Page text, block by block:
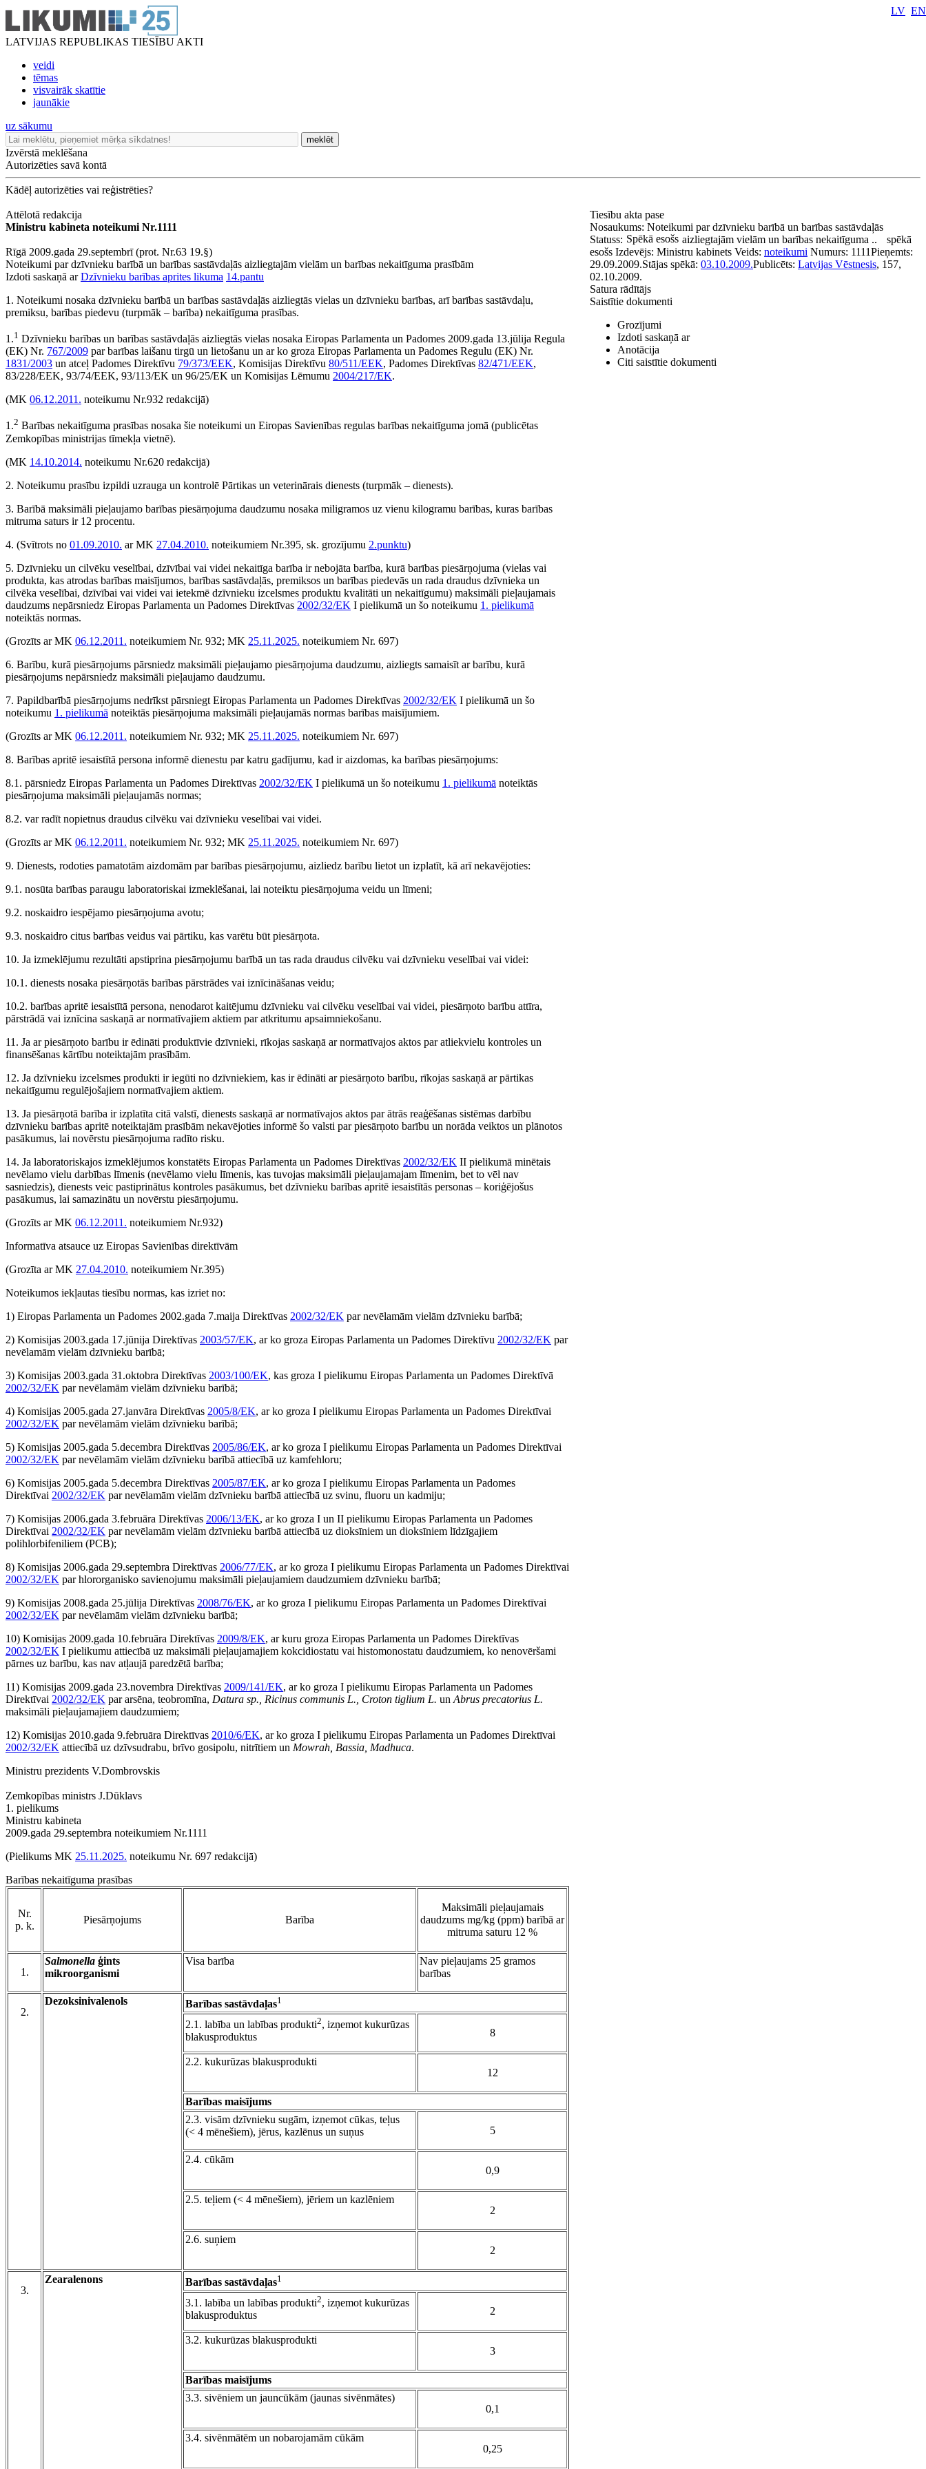
LATVIJAS REPUBLIKAS TIESĪBU AKTI
veidi
tēmas
visvairāk skatītie
jaunākie
LV EN
uz sākumu
meklēt
Izvērstā meklēšana
Autorizēties savā kontā
Kādēļ autorizēties vai reģistrēties?
Attēlotā redakcija
Ministru kabineta noteikumi Nr.1111
Rīgā 2009.gada 29.septembrī (prot. Nr.63 19.§)
Noteikumi par dzīvnieku barībā un barības sastāvdaļās aizliegtajām vielām un barības nekaitīguma prasībām
Izdoti saskaņā arDzīvnieku barības aprites likuma 14.pantu
1. Noteikumi nosaka dzīvnieku barībā un barības sastāvdaļās aizliegtās vielas un dzīvnieku barības, arī barības sastāvdaļu,
premiksu, barības piedevu (turpmāk – barība) nekaitīguma prasības.
1.1 Dzīvnieku barības un barības sastāvdaļās aizliegtās vielas nosaka Eiropas Parlamenta un Padomes 2009.gada 13.jūlija Regula
(EK) Nr. 767/2009 par barības laišanu tirgū un lietošanu un ar ko groza Eiropas Parlamenta un Padomes Regulu (EK) Nr.
1831/2003 un atceļ Padomes Direktīvu 79/373/EEK, Komisijas Direktīvu 80/511/EEK, Padomes Direktīvas 82/471/EEK,
83/228/EEK, 93/74/EEK, 93/113/EK un 96/25/EK un Komisijas Lēmumu 2004/217/EK.
(MK 06.12.2011. noteikumu Nr.932 redakcijā)
1.2 Barības nekaitīguma prasības nosaka šie noteikumi un Eiropas Savienības regulas barības nekaitīguma jomā (publicētas
Zemkopības ministrijas tīmekļa vietnē).
(MK 14.10.2014. noteikumu Nr.620 redakcijā)
2. Noteikumu prasību izpildi uzrauga un kontrolē Pārtikas un veterinārais dienests (turpmāk – dienests).
3. Barībā maksimāli pieļaujamo barības piesārņojuma daudzumu nosaka mili­gramos uz vienu kilogramu barības, kuras barības
mitruma saturs ir 12 pro­centu.
4. (Svītrots no 01.09.2010. ar MK 27.04.2010. noteikumiem Nr.395, sk. grozījumu 2.punktu)
5. Dzīvnieku un cilvēku veselībai, dzīvībai vai videi nekaitīga barība ir nebojāta barība, kurā barības piesārņojuma (vielas vai
produkta, kas atrodas barības maisījumos, barības sastāvdaļās, premiksos un barības piedevās un rada draudus dzīvnieka un
cilvēka veselībai, dzīvībai vai videi vai ietekmē dzīvnieku izcelsmes produktu kvalitāti un nekaitīgumu) maksimāli pieļaujamais
daudzums nepārsniedz Eiropas Parlamenta un Padomes Direktīvas 2002/32/EK I pielikumā un šo noteikumu 1. pielikumā
noteiktās normas.
(Grozīts ar MK 06.12.2011. noteikumiem Nr. 932; MK 25.11.2025. noteikumiem Nr. 697)
6. Barību, kurā piesārņojums pārsniedz maksimāli pieļaujamo piesārņojuma daudzumu, aizliegts samaisīt ar barību, kurā
piesārņojums nepārsniedz maksimāli pieļaujamo daudzumu.
7. Papildbarībā piesārņojums nedrīkst pārsniegt Eiropas Parlamenta un Padomes Direktīvas 2002/32/EK I pielikumā un šo
noteikumu 1. pielikumā noteiktās piesārņojuma maksimāli pieļaujamās normas barības maisījumiem.
(Grozīts ar MK 06.12.2011. noteikumiem Nr. 932; MK 25.11.2025. noteikumiem Nr. 697)
8. Barības apritē iesaistītā persona informē dienestu par katru gadījumu, kad ir aizdomas, ka barības piesārņojums:
8.1. pārsniedz Eiropas Parlamenta un Padomes Direktīvas 2002/32/EK I pielikumā un šo noteikumu 1. pielikumā noteiktās
piesārņojuma maksimāli pieļaujamās normas;
8.2. var radīt nopietnus draudus cilvēku vai dzīvnieku veselībai vai videi.
(Grozīts ar MK 06.12.2011. noteikumiem Nr. 932; MK 25.11.2025. noteikumiem Nr. 697)
9. Dienests, rodoties pamatotām aizdomām par barības piesārņojumu, aizliedz barību lietot un izplatīt, kā arī nekavējoties:
9.1. nosūta barības paraugu laboratoriskai izmeklēšanai, lai noteiktu piesārņojuma veidu un līmeni;
9.2. noskaidro iespējamo piesārņojuma avotu;
9.3. noskaidro citus barības veidus vai pārtiku, kas varētu būt piesārņota.
10. Ja izmeklējumu rezultāti apstiprina piesārņojumu barībā un tas rada draudus cilvēku vai dzīvnieku veselībai vai videi:
10.1. dienests nosaka piesārņotās barības pārstrādes vai iznīcināšanas veidu;
10.2. barības apritē iesaistītā persona, nenodarot kaitējumu dzīvnieku vai cilvēku veselībai vai videi, piesārņoto barību attīra,
pārstrādā vai iznīcina saskaņā ar normatīvajiem aktiem par atkritumu apsaimniekošanu.
11. Ja ar piesārņoto barību ir ēdināti produktīvie dzīvnieki, rīkojas saskaņā ar normatīvajos aktos par atliekvielu kontroles un
finansēšanas kārtību noteiktajām prasībām.
12. Ja dzīvnieku izcelsmes produkti ir iegūti no dzīvniekiem, kas ir ēdināti ar piesārņoto barību, rīkojas saskaņā ar pārtikas
nekaitīgumu regulējošajiem normatīvajiem aktiem.
13. Ja piesārņotā barība ir izplatīta citā valstī, dienests saskaņā ar normatīvajos aktos par ātrās reaģēšanas sistēmas darbību
dzīvnieku barības apritē noteiktajām prasībām nekavējoties informē šo valsti par piesārņoto barību un norāda veiktos un plānotos
pasākumus, lai novērstu piesārņojuma radīto risku.
14. Ja laboratoriskajos izmeklējumos konstatēts Eiropas Parlamenta un Padomes Direktīvas 2002/32/EK II pielikumā minētais
nevēlamo vielu darbības līmenis (nevēlamo vielu līmenis, kas tuvojas maksimāli pieļaujamajam līmenim, bet to vēl nav
sasniedzis), dienests veic pastiprinātus kontroles pasākumus, bet dzīvnieku barības apritē iesaistītās personas – koriģējošus
pasākumus, lai samazinātu un novērstu piesārņojumu.
(Grozīts ar MK 06.12.2011. noteikumiem Nr.932)
Informatīva atsauce uz Eiropas Savienības direktīvām
(Grozīta ar MK 27.04.2010. noteikumiem Nr.395)
Noteikumos iekļautas tiesību normas, kas izriet no:
1) Eiropas Parlamenta un Padomes 2002.gada 7.maija Direktīvas 2002/32/EK par nevēlamām vielām dzīvnieku barībā;
2) Komisijas 2003.gada 17.jūnija Direktīvas 2003/57/EK, ar ko groza Eiropas Parlamenta un Padomes Direktīvu 2002/32/EK par
nevēlamām vielām dzīvnieku barībā;
3) Komisijas 2003.gada 31.oktobra Direktīvas 2003/100/EK, kas groza I pielikumu Eiropas Parlamenta un Padomes Direktīvā
2002/32/EK par nevēlamām vielām dzīvnieku barībā;
4) Komisijas 2005.gada 27.janvāra Direktīvas 2005/8/EK, ar ko groza I pielikumu Eiropas Parlamenta un Padomes Direktīvai
2002/32/EK par nevēlamām vielām dzīvnieku barībā;
5) Komisijas 2005.gada 5.decembra Direktīvas 2005/86/EK, ar ko groza I pielikumu Eiropas Parlamenta un Padomes Direktīvai
2002/32/EK par nevēlamām vielām dzīvnieku barībā attiecībā uz kamfehloru;
6) Komisijas 2005.gada 5.decembra Direktīvas 2005/87/EK, ar ko groza I pielikumu Eiropas Parlamenta un Padomes
Direktīvai 2002/32/EK par nevēlamām vielām dzīvnieku barībā attiecībā uz svinu, fluoru un kadmiju;
7) Komisijas 2006.gada 3.februāra Direktīvas 2006/13/EK, ar ko groza I un II pielikumu Eiropas Parlamenta un Padomes
Direktīvai 2002/32/EK par nevēlamām vielām dzīvnieku barībā attiecībā uz dioksīniem un dioksīniem līdzīgajiem
polihlorbifeniliem (PCB);
8) Komisijas 2006.gada 29.septembra Direktīvas 2006/77/EK, ar ko groza I pielikumu Eiropas Parlamenta un Padomes Direktīvai
2002/32/EK par hlororganisko savienojumu maksimāli pieļaujamiem daudzumiem dzīvnieku barībā;
9) Komisijas 2008.gada 25.jūlija Direktīvas 2008/76/EK, ar ko groza I pielikumu Eiropas Parlamenta un Padomes Direktīvai
2002/32/EK par nevēlamām vielām dzīvnieku barībā;
10) Komisijas 2009.gada 10.februāra Direktīvas 2009/8/EK, ar kuru groza Eiropas Parlamenta un Padomes Direktīvas
2002/32/EK I pielikumu attiecībā uz maksimāli pieļaujamajiem kokcidiostatu vai histomonostatu daudzumiem, ko nenovēršami
pārnes uz barību, kas nav atļaujā paredzētā barība;
11) Komisijas 2009.gada 23.novembra Direktīvas 2009/141/EK, ar ko groza I pielikumu Eiropas Parlamenta un Padomes
Direktīvai 2002/32/EK par arsēna, teobromīna, Datura sp., Ricinus communis L., Croton tiglium L. un Abrus precatorius L.
maksimāli pieļaujamajiem daudzumiem;
12) Komisijas 2010.gada 9.februāra Direktīvas 2010/6/EK, ar ko groza I pielikumu Eiropas Parlamenta un Padomes Direktīvai
2002/32/EK attiecībā uz dzīvsudrabu, brīvo gosipolu, nitrītiem un Mowrah, Bassia, Madhuca.
Ministru prezidents V.Dombrovskis
Zemkopības ministrs J.Dūklavs
1. pielikums
Ministru kabineta
2009.gada 29.septembra noteikumiem Nr.1111
(Pielikums MK 25.11.2025. noteikumu Nr. 697 redakcijā)
Barības nekaitīguma prasības
Nr.
p. k.
Piesārņojums Barība
Maksimāli pieļaujamais
daudzums mg/kg (ppm) barībā ar
mitruma saturu 12 %
1.
Salmonella ģints
mikroorganismi
Visa barība
Nav pieļaujams 25 gramos
barības
2.
Dezoksinivalenols Barības sastāvdaļas1
2.1. labība un labības produkti2, izņemot kukurūzas
blakusproduktus
8
2.2. kukurūzas blakusprodukti
12
Barības maisījums
2.3. visām dzīvnieku sugām, izņemot cūkas, teļus
(< 4 mēnešiem), jērus, kazlēnus un suņus
5
2.4. cūkām
0,9
2.5. teļiem (< 4 mēnešiem), jēriem un kazlēniem
2
2.6. suņiem
2
3.
Zearalenons Barības sastāvdaļas1
3.1. labība un labības produkti2, izņemot kukurūzas
blakusproduktus
2
3.2. kukurūzas blakusprodukti
3
Barības maisījums
3.3. sivēniem un jauncūkām (jaunas sivēnmātes)
0,1
3.4. sivēnmātēm un nobarojamām cūkām
0,25
Tiesību akta pase
Nosaukums: Noteikumi par dzīvnieku barībā un barības sastāvdaļās
aizliegtajām vielām un barības nekaitīguma ..
Statuss: Spēkā esošs
spēkā
esošs Izdevējs: Ministru kabinets Veids: noteikumi Numurs: 1111Pieņemts:
29.09.2009.Stājas spēkā: 03.10.2009.Publicēts: Latvijas Vēstnesis, 157,
02.10.2009.
Satura rādītājs
Saistītie dokumenti
Grozījumi
Izdoti saskaņā ar
Anotācija
Citi saistītie dokumenti